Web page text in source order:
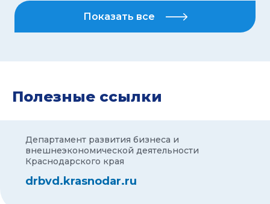
Показать все
Полезные ссылки
Департамент развития бизнеса и
внешнеэкономической деятельности
Краснодарского края
drbvd.krasnodar.ru